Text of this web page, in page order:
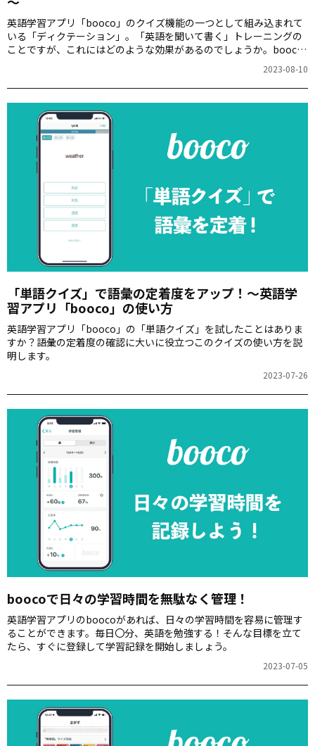
英語学習アプリ「booco」のクイズ機能の一つとして組み込まれて
いる「ディクテーション」。「英語を聞いて書く」トレーニングの
ことですが、これにはどのような効果があるのでしょうか。booco
2023-08-10
「単語クイズ」で語彙の定着度をアップ！～英語学
習アプリ「booco」の使い方
英語学習アプリ「booco」の「単語クイズ」を試したことはありま
すか？語彙の定着度の確認に大いに役立つこのクイズの使い方を説
明します。
2023-07-26
boocoで日々の学習時間を無駄なく管理！
英語学習アプリのboocoがあれば、日々の学習時間を容易に管理す
ることができます。毎日〇分、英語を勉強する！そんな目標を立て
たら、すぐに登録して学習記録を開始しましょう。
2023-07-05